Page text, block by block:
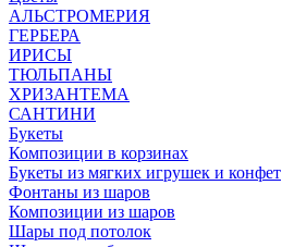
АЛЬСТРОМЕРИЯ
ГЕРБЕРА
ИРИСЫ
ТЮЛЬПАНЫ
ХРИЗАНТЕМА
САНТИНИ
Букеты
Композиции в корзинах
Букеты из мягких игрушек и конфет
Фонтаны из шаров
Композиции из шаров
Шары под потолок